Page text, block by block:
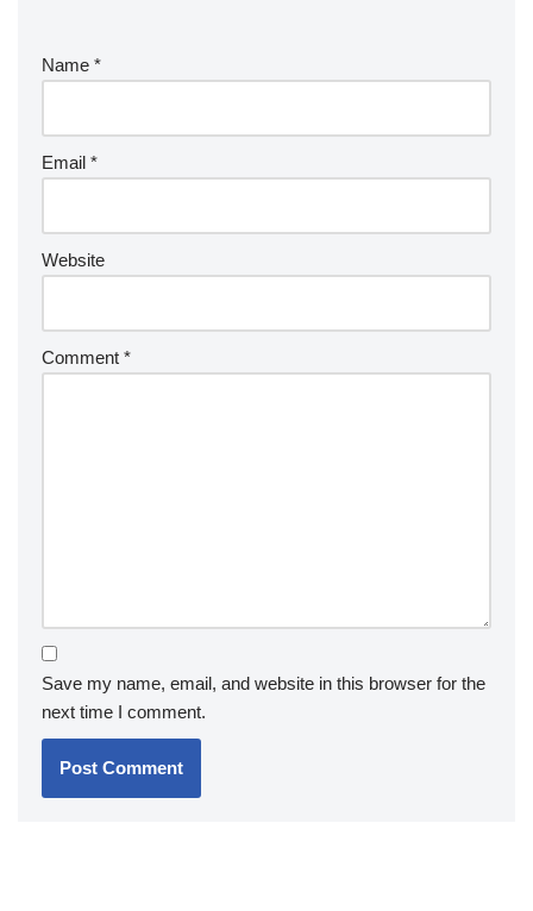
Name *
Email *
Website
Comment *
Save my name, email, and website in this browser for the
next time I comment.